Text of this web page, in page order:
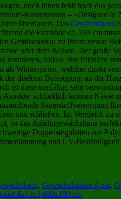
doch Ihnen fehlt noch das
Konstruktion – «Designed in
überdauert. Das Gewächshaus
die Firsthöhe ca. 223 cm
Gemüseanbau zu Ihrem neuen
oder dem Balkon. Der große
sodass Ihre Pflanzen
Wintergarten, welcher direkt
direkten Befestigung an der
ist diese tragfähig, sehr
schließlich können Nässe
Sauerstoffversorgung
und schließen. Im Vergleich
das Anlehngewächshaus
Doppelstegplatten aus
und UV-
, Gewächshäuser 4 qm,
4x1 m | 400x100 cm